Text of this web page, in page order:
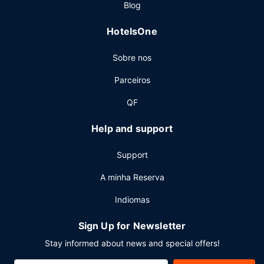
aberta 24 horas. Planeia um evento em Kenora? Este hotel
reuniões, com uma área total de 627 metros quadrados.
Blog
HotelsOne
Sobre nos
Parceiros
QF
Help and support
Support
A minha Reserva
Indiomas
Sign Up for Newsletter
Stay informed about news and special offers!